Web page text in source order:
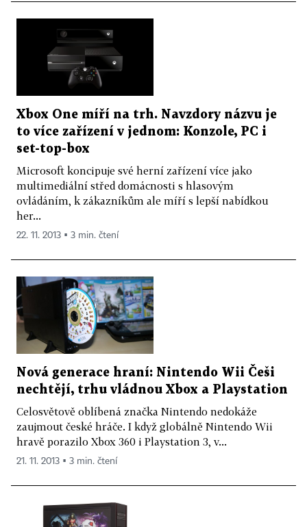
Xbox One míří na trh. Navzdory názvu je
to více zařízení v jednom: Konzole, PC i
set-top-box
Microsoft koncipuje své herní zařízení více jako
multimediální střed domácnosti s hlasovým
ovládáním, k zákazníkům ale míří s lepší nabídkou
her...
22. 11. 2013 ▪ 3 min. čtení
Nová generace hraní: Nintendo Wii Češi
nechtějí, trhu vládnou Xbox a Playstation
Celosvětově oblíbená značka Nintendo nedokáže
zaujmout české hráče. I když globálně Nintendo Wii
hravě porazilo Xbox 360 i Playstation 3, v...
21. 11. 2013 ▪ 3 min. čtení